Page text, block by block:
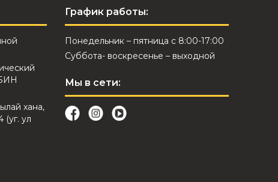
хана,
(уг. ул
График работы:
Понедельник – пятница с 8:00-17:00
Суббота- воскресенье – выходной
Мы в сети: